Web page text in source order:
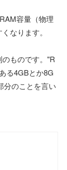
容量（物理
なります。
ものです。"R
る4GBとか8G
分のことを言い